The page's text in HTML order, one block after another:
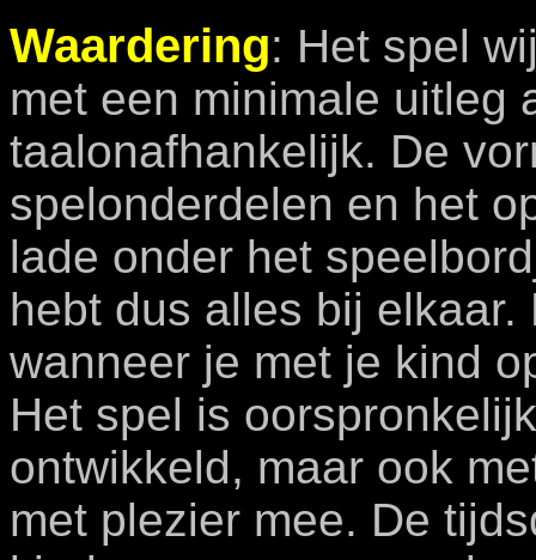
Waardering: Het spel
met een minimale uitleg
taalonafhankelijk. De
spelonderdelen en het
lade onder het
hebt dus alles bij elkaar.
wanneer je met je kind
Het spel is
ontwikkeld, maar ook
met plezier mee. De